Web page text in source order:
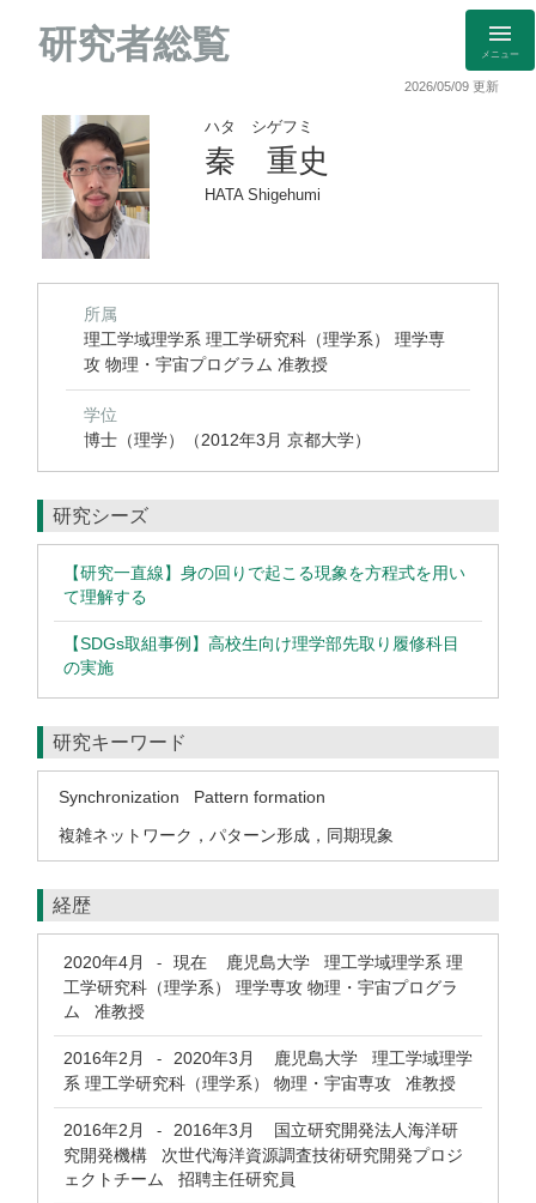
研究者総覧 メニュー
2026/05/09 更新
ハタ シゲフミ
秦 重史
HATA Shigehumi
所属
理工学域理学系 理工学研究科（理学系） 理学専
攻 物理・宇宙プログラム 准教授
学位
博士（理学）（2012年3月 京都大学）
研究シーズ
【研究一直線】身の回りで起こる現象を方程式を用い
て理解する
【SDGs取組事例】高校生向け理学部先取り履修科目
の実施
研究キーワード
Synchronization
Pattern formation
複雑ネットワーク，パターン形成，同期現象
経歴
2020年4月 - 現在 鹿児島大学 理工学域理学系 理
工学研究科（理学系） 理学専攻 物理・宇宙プログラ
ム 准教授
2016年2月 - 2020年3月
鹿児島大学 理工学域理学
系 理工学研究科（理学系） 物理・宇宙専攻 准教授
2016年2月 - 2016年3月
国立研究開発法人海洋研
究開発機構 次世代海洋資源調査技術研究開発プロジ
ェクトチーム 招聘主任研究員